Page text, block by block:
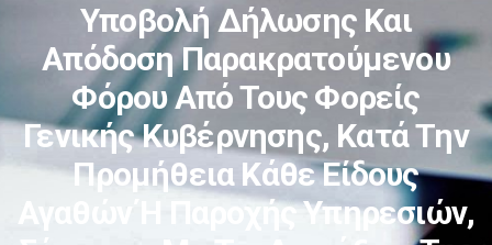
Υποβολή Δήλωσης Και
Απόδοση Παρακρατούμενου
Φόρου Από Τους Φορείς
Γενικής Κυβέρνησης, Κατά Την
Προμήθεια Κάθε Είδους
Αγαθών Ή Παροχής Υπηρεσιών,